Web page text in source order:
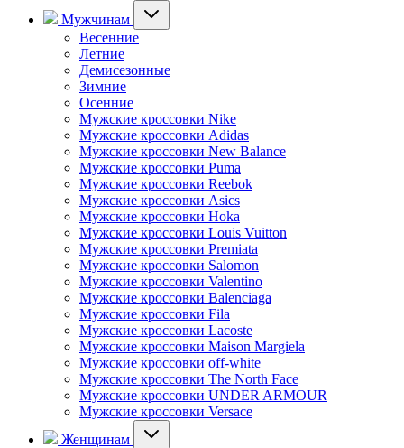
Мужчинам
Весенние
Летние
Демисезонные
Зимние
Осенние
Мужские кроссовки Nike
Мужские кроссовки Adidas
Мужские кроссовки New Balance
Мужские кроссовки Puma
Мужские кроссовки Reebok
Мужские кроссовки Asics
Мужские кроссовки Hoka
Мужские кроссовки Louis Vuitton
Мужские кроссовки Premiata
Мужские кроссовки Salomon
Мужские кроссовки Valentino
Мужские кроссовки Balenciaga
Мужские кроссовки Fila
Мужские кроссовки Lacoste
Мужские кроссовки Maison Margiela
Мужские кроссовки off-white
Мужские кроссовки The North Face
Мужские кроссовки UNDER ARMOUR
Мужские кроссовки Versace
Женщинам